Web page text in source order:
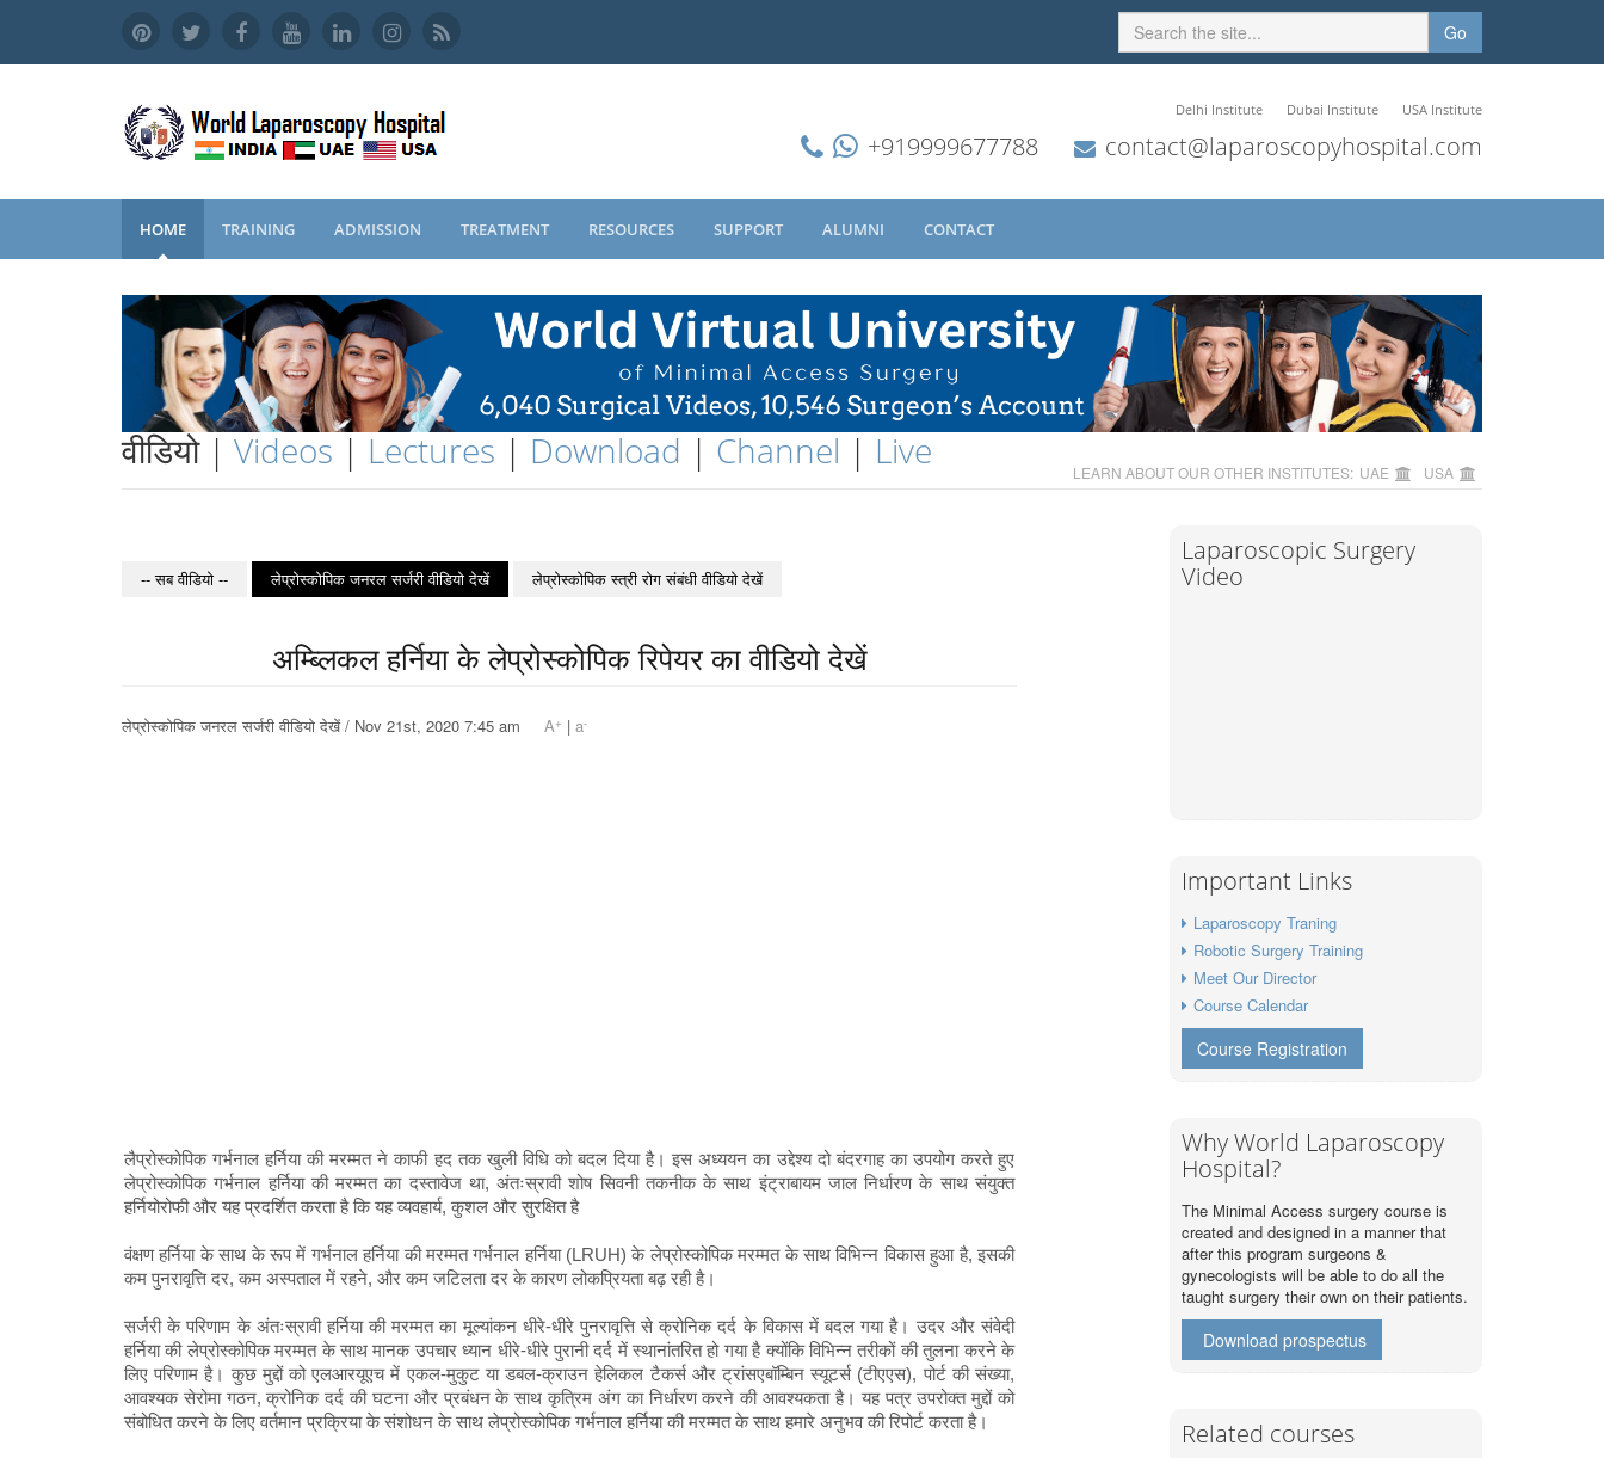
Go
Delhi Institute Dubai Institute USA Institute
+919999677788 contact@laparoscopyhospital.com
HOME TRAINING ADMISSION TREATMENT RESOURCES SUPPORT ALUMNI CONTACT
वीडियो | Videos | Lectures | Download | Channel | Live LEARN ABOUT OUR OTHER INSTITUTES: UAE USA
-- सब वीडियो -- लेप्रोस्कोपिक जनरल सर्जरी वीडियो देखें लेप्रोस्कोपिक स्त्री रोग संबंधी वीडियो देखें
अम्ब्लिकल हर्निया के लेप्रोस्कोपिक रिपेयर का वीडियो देखें
लेप्रोस्कोपिक जनरल सर्जरी वीडियो देखें / Nov 21st, 2020 7:45 am A+ | a-
लैप्रोस्कोपिक गर्भनाल हर्निया की मरम्मत ने काफी हद तक खुली विधि को बदल दिया है। इस अध्ययन का उद्देश्य दो बंदरगाह का उपयोग करते हुए
लेप्रोस्कोपिक गर्भनाल हर्निया की मरम्मत का दस्तावेज था, अंतःस्रावी शोष सिवनी तकनीक के साथ इंट्राबायम जाल निर्धारण के साथ संयुक्त
हर्नियोरोफी और यह प्रदर्शित करता है कि यह व्यवहार्य, कुशल और सुरक्षित है
वंक्षण हर्निया के साथ के रूप में गर्भनाल हर्निया की मरम्मत गर्भनाल हर्निया (LRUH) के लेप्रोस्कोपिक मरम्मत के साथ विभिन्न विकास हुआ है, इसकी
कम पुनरावृत्ति दर, कम अस्पताल में रहने, और कम जटिलता दर के कारण लोकप्रियता बढ़ रही है।
सर्जरी के परिणाम के अंतःस्रावी हर्निया की मरम्मत का मूल्यांकन धीरे-धीरे पुनरावृत्ति से क्रोनिक दर्द के विकास में बदल गया है। उदर और संवेदी
हर्निया की लेप्रोस्कोपिक मरम्मत के साथ मानक उपचार ध्यान धीरे-धीरे पुरानी दर्द में स्थानांतरित हो गया है क्योंकि विभिन्न तरीकों की तुलना करने के
लिए परिणाम है। कुछ मुद्दों को एलआरयूएच में एकल-मुकुट या डबल-क्राउन हेलिकल टैकर्स और ट्रांसएबॉम्बिन स्यूटर्स (टीएएस), पोर्ट की संख्या,
आवश्यक सेरोमा गठन, क्रोनिक दर्द की घटना और प्रबंधन के साथ कृत्रिम अंग का निर्धारण करने की आवश्यकता है। यह पत्र उपरोक्त मुद्दों को
संबोधित करने के लिए वर्तमान प्रक्रिया के संशोधन के साथ लेप्रोस्कोपिक गर्भनाल हर्निया की मरम्मत के साथ हमारे अनुभव की रिपोर्ट करता है।
Laparoscopic Surgery
Video
Important Links
Laparoscopy Traning
Robotic Surgery Training
Meet Our Director
Course Calendar
Course Registration
Why World Laparoscopy
Hospital?
The Minimal Access surgery course is
created and designed in a manner that
after this program surgeons &
gynecologists will be able to do all the
taught surgery their own on their patients.
Download prospectus
Related courses